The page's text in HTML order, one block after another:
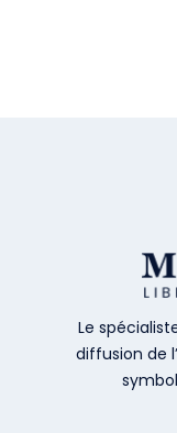
Le
diffusion de